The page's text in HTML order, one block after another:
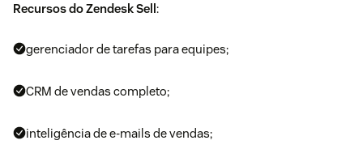
Recursos do Zendesk Sell :
gerenciador de tarefas para equipes;
CRM de vendas completo;
inteligência de e-mails de vendas;